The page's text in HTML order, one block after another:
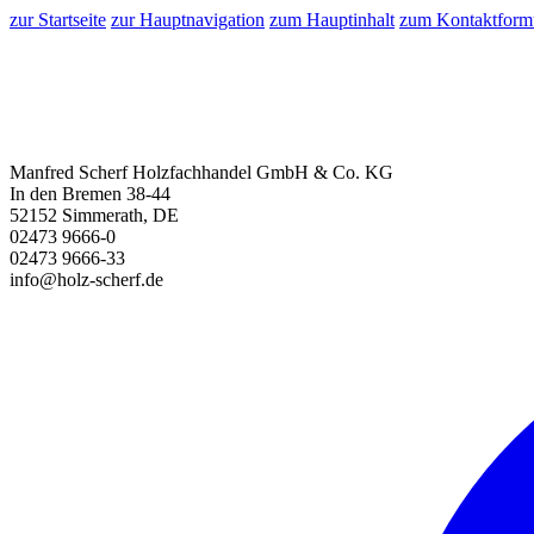
zur Startseite zur Hauptnavigation zum Hauptinhalt zum
Manfred Scherf Holzfachhandel GmbH & Co. KG
In den Bremen 38-44
52152 Simmerath, DE
02473 9666-0
02473 9666-33
info@holz-scherf.de